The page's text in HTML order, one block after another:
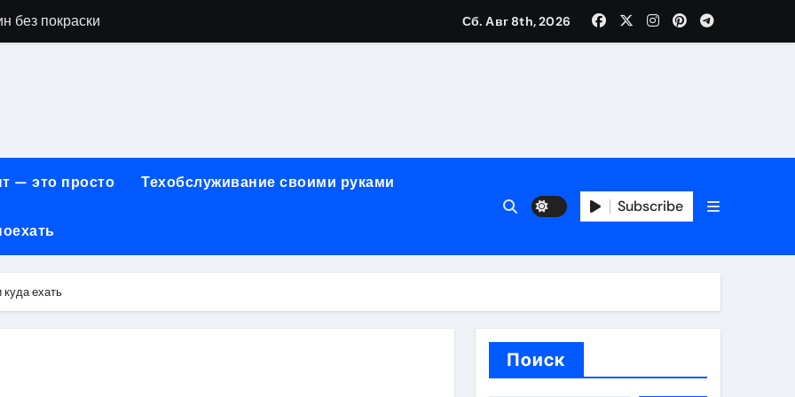
без покраски
работы и критерии сравнения
для онлайн-платежей за 5 минут без верификации и банков с пополнением стейблкоином в долларах
как превратить ливень в комфортную поездку
премиального сегмента у 84-го км МКАД, вл.1 на карте
Сб. Авг 8th, 2026
— это просто Техобслуживание своими руками
Subscribe
ехать
Поиск